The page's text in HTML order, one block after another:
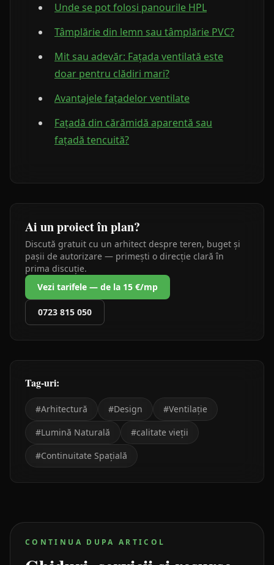
Unde se pot folosi panourile HPL
Tâmplărie din lemn sau tâmplărie PVC?
Mit sau adevăr: Fațada ventilată este
doar pentru clădiri mari?
Avantajele fațadelor ventilate
Fațadă din cărămidă aparentă sau
fațadă tencuită?
Ai un proiect în plan?
Discută gratuit cu un arhitect despre teren, buget și
pașii de autorizare — primești o direcție clară în
prima discuție.
Vezi tarifele — de la 15 €/mp
0723 815 050
Tag-uri:
#Arhitectură #Design #Ventilație
#Lumină Naturală #calitate vieții
#Continuitate Spațială
CONTINUA DUPA ARTICOL